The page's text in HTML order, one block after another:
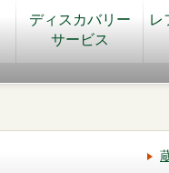
ディスカバリー
サービス
レ